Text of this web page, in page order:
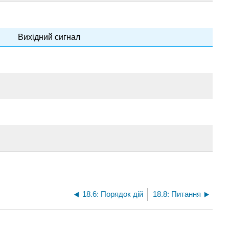
Вихідний сигнал
18.6: Порядок дій 18.8: Питання